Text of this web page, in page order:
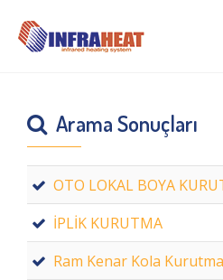
Arama Sonuçları
OTO LOKAL BOYA
İPLİK KURUTMA
Ram Kenar Kola Kurutma